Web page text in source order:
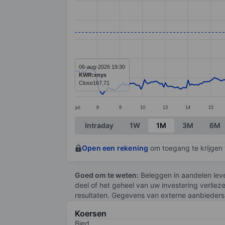
jul. 8 9 10 13 14 15
06-aug-2026 19:30
KWR:xnys
Close167,71
End of interactive chart.
Intraday 1W 1M 3M 6M
Open een rekening om toegang te
Goed om te weten: Beleggen in aandelen
deel of het geheel van uw investering
resultaten. Gegevens van externe
Koersen
Bied